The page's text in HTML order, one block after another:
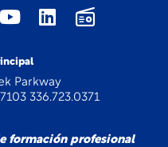
Parkway
336.723.0371
formación profesional